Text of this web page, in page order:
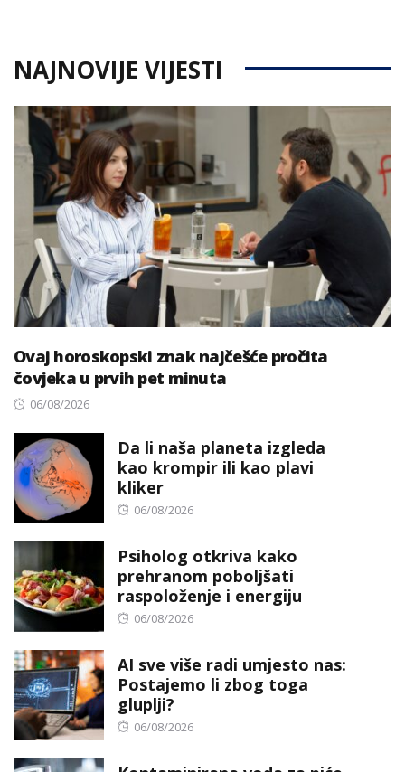
NAJNOVIJE VIJESTI
Ovaj horoskopski znak najčešće pročita
čovjeka u prvih pet minuta
Posted
06/08/2026
Da li naša planeta izgleda
kao krompir ili kao plavi
kliker
Posted
06/08/2026
Psiholog otkriva kako
prehranom poboljšati
raspoloženje i energiju
Posted
06/08/2026
AI sve više radi umjesto nas:
Postajemo li zbog toga
gluplji?
Posted
06/08/2026